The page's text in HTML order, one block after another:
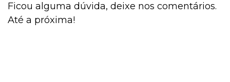
Ficou alguma dúvida, deixe nos comentários.
Até a próxima!